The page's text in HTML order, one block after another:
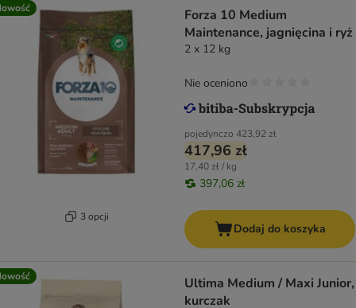
3 opcji
Forza 10 Medium
Maintenance, jagnięcina i ryż
2 x 12 kg
pojedynczo 423,92 zł
417,96 zł
17,40 zł / kg
397,06 zł
Nie oceniono
Dodaj do koszyka
Ultima Medium / Maxi Junior,
kurczak